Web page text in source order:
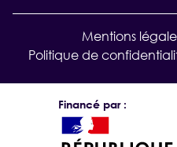
Mentions
Politique de
Financé par :